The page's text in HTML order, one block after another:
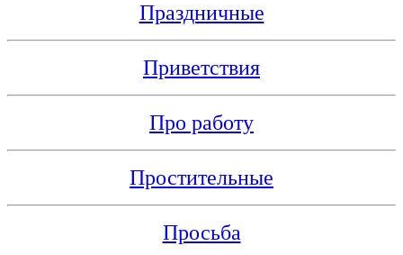
Праздничные
Приветствия
Про работу
Простительные
Просьба